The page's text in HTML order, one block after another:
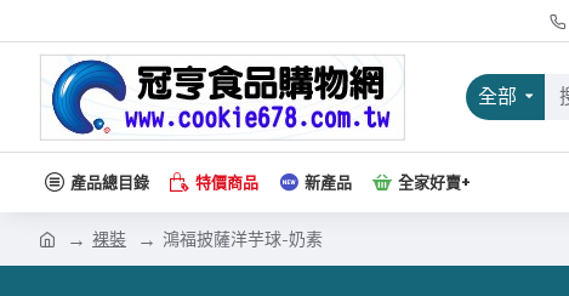
全部
產品總目錄 特價商品 新產品 全家好賣+
裸裝 鴻福披薩洋芋球-奶素